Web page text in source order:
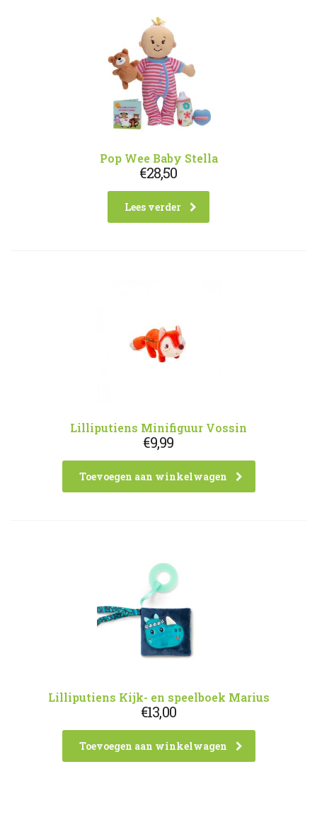
Pop Wee Baby Stella
€28,50
Lees verder
Lilliputiens Minifiguur Vossin
€9,99
Toevoegen aan winkelwagen
Lilliputiens Kijk- en speelboek Marius
€13,00
Toevoegen aan winkelwagen